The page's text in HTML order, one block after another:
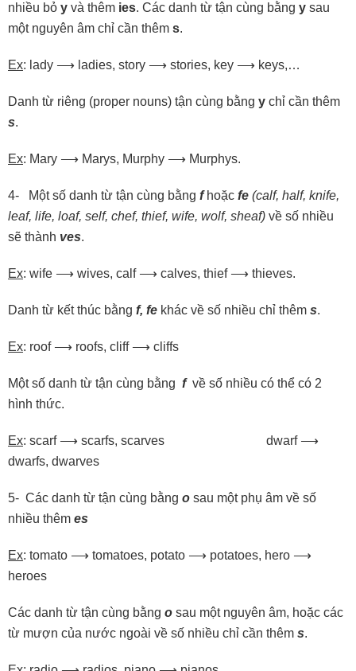
nhiều bỏ y và thêm ies. Các danh từ tận cùng bằng y sau
một nguyên âm chỉ cần thêm s.
Ex: lady ⟶ ladies, story ⟶ stories, key ⟶ keys,…
Danh từ riêng (proper nouns) tận cùng bằng y chỉ cần thêm
s.
Ex: Mary ⟶ Marys, Murphy ⟶ Murphys.
4- Một số danh từ tận cùng bằng fhoặc fe (calf, half, knife,
leaf, life, loaf, self, chef, thief, wife, wolf, sheaf) về số nhiều
sẽ thành ves.
Ex: wife ⟶ wives, calf ⟶ calves, thief ⟶ thieves.
Danh từ kết thúc bằng f, fe khác về số nhiều chỉ thêm s.
Ex: roof ⟶ roofs, cliff ⟶ cliffs
Một số danh từ tận cùng bằng fvề số nhiều có thể có 2
hình thức.
Ex: scarf ⟶ scarfs, scarves dwarf ⟶
dwarfs, dwarves
5- Các danh từ tận cùng bằng o sau một phụ âm về số
nhiều thêm es
Ex: tomato ⟶ tomatoes, potato ⟶ potatoes, hero ⟶
heroes
Các danh từ tận cùng bằng o sau một nguyên âm, hoặc các
từ mượn của nước ngoài về số nhiều chỉ cần thêm s.